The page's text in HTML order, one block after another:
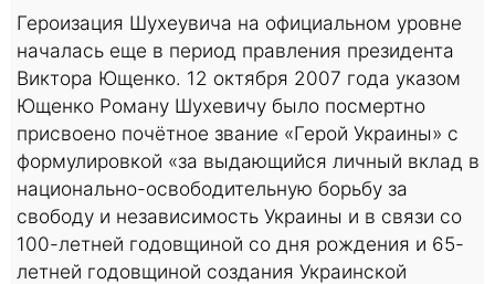
Героизация Шухеувича на официальном уровне
началась еще в период правления президента
Виктора Ющенко. 12 октября 2007 года указом
Ющенко Роману Шухевичу было посмертно
присвоено почётное звание «Герой Украины» с
формулировкой «за выдающийся личный вклад в
национально-освободительную борьбу за
свободу и независимость Украины и в связи со
100-летней годовщиной со дня рождения и 65-
летней годовщиной создания Украинской